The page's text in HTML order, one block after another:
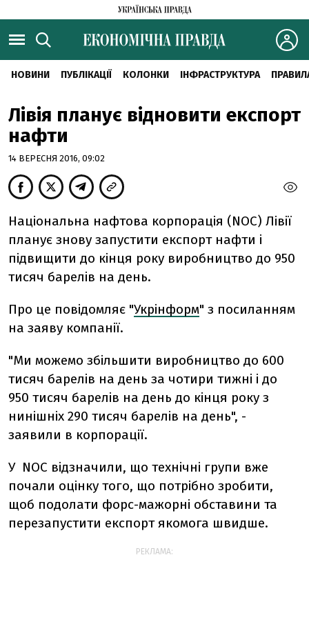
НОВИНИ ПУБЛІКАЦІЇ КОЛОНКИ ІНФРАСТРУКТУРА
Лівія планує відновити експорт
нафти
14 ВЕРЕСНЯ 2016, 09:02
Національна нафтова корпорація (NOC) Лівії
планує знову запустити експорт нафти і
підвищити до кінця року виробництво до 950
тисяч барелів на день.
Про це повідомляє "Укрінформ" з посиланням
на заяву компанії.
"Ми можемо збільшити виробництво до 600
тисяч барелів на день за чотири тижні і до
950 тисяч барелів на день до кінця року з
нинішніх 290 тисяч барелів на день", -
заявили в корпорації.
У NOC відзначили, що технічні групи вже
почали оцінку того, що потрібно зробити,
щоб подолати форс-мажорні обставини та
перезапустити експорт якомога швидше.
РЕКЛАМА: